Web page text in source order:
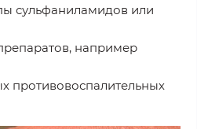
сульфаниламидов или
например
противовоспалительных